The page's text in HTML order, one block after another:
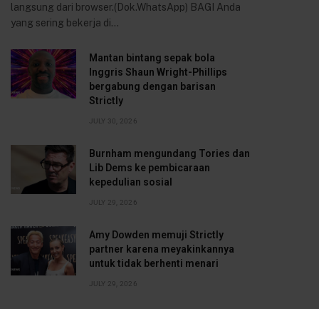
langsung dari browser.(Dok.WhatsApp) BAGI Anda
yang sering bekerja di…
Mantan bintang sepak bola
Inggris Shaun Wright-Phillips
bergabung dengan barisan
Strictly
JULY 30, 2026
Burnham mengundang Tories dan
Lib Dems ke pembicaraan
kepedulian sosial
JULY 29, 2026
Amy Dowden memuji Strictly
partner karena meyakinkannya
untuk tidak berhenti menari
JULY 29, 2026